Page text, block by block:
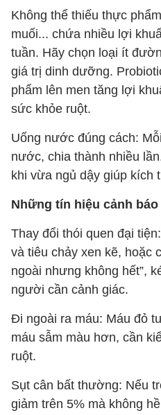
Không thể thiếu thực
muối... chứa nhiều lợi
tuần. Hãy chọn loại ít
giá trị dinh dưỡng.
phẩm lên men tăng lợi
sức khỏe ruột.
Uống nước đúng cách:
nước, chia thành nhiều
khi vừa ngủ dậy giúp kích
Những tín hiệu cảnh
Thay đổi thói quen đại
và tiêu chảy xen kẽ, hoặc
ngoài nhưng không hết”,
người cần cảnh giác.
Đi ngoài ra máu: Máu đỏ
máu sẫm màu hơn, cần
ruột.
Sụt cân bất thường: Nếu
giảm trên 5% mà không